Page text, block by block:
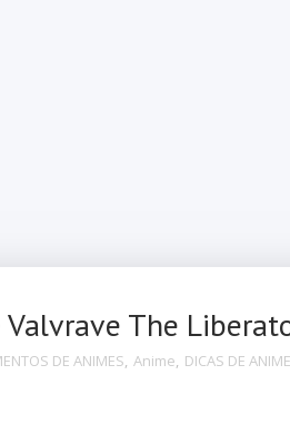
Valvrave The
DE ANIMES, Anime, DICAS DE